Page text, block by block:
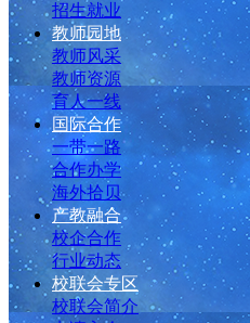
招生就业
教师园地
教师风采
教师资源
育人一线
国际合作
一带一路
合作办学
海外拾贝
产教融合
校企合作
行业动态
校联会专区
校联会简介